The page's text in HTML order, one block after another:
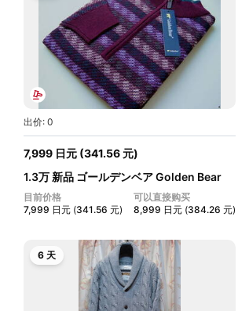
出价: 0
7,999 日元 (341.56 元)
1.3万 新品 ゴールデンベア Golden Bear
メ...
目前价格
7,999 日元 (341.56 元)
可以直接购买
8,999 日元 (384.26 元)
6 天